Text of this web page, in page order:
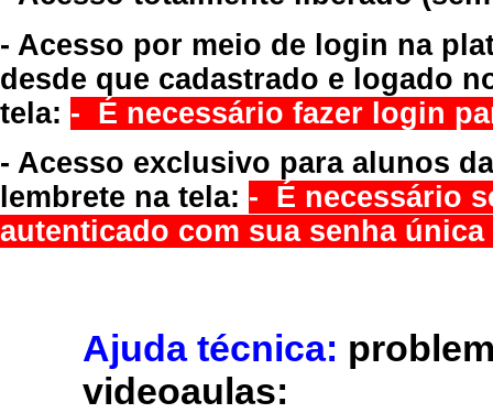
- Acesso por meio de login na
desde que cadastrado e logado
tela: - É necessário fazer login
- Acesso exclusivo para alunos
lembrete na tela: - É necessário
autenticado com sua senha
Ajuda técnica:
videoaulas: